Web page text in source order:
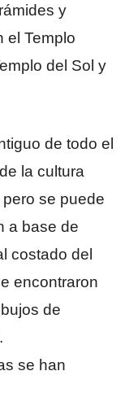
y
el Templo
del Sol y
de todo el
la cultura
se puede
a base de
costado del
encontraron
de
se han